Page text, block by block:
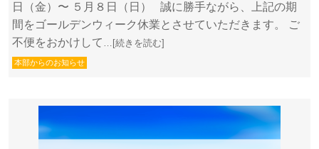
日（金）〜 ５月８日（日） 誠に勝手ながら、上記の期
間をゴールデンウィーク休業とさせていただきます。 ご
不便をおかけして …[続きを読む]
本部からのお知らせ